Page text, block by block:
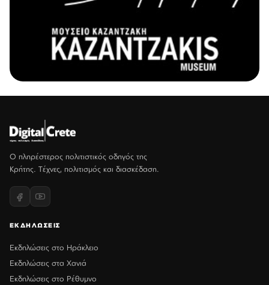
Ο πληρέστερος πολιτιστικός οδηγός της
Κρήτης. Τέχνες, πολιτισμός και διασκέδαση.
ΕΚΔΗΛΩΣΕΙΣ
Εκδηλώσεις στο Ηράκλειο
Εκδηλώσεις στα Χανιά
Εκδηλώσεις στο Ρέθυμνο